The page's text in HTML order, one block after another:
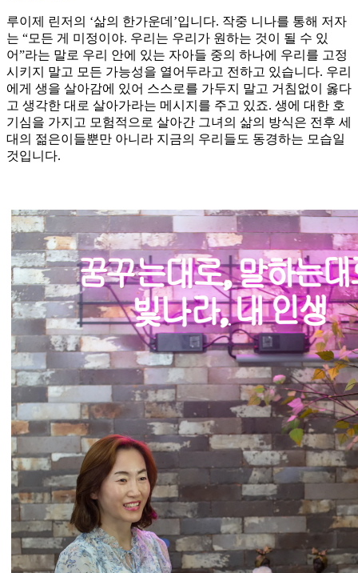
루이제 린저의 ‘삶의 한가운데’입니다. 작중 니나를 통해 저자
는 “모든 게 미정이야. 우리는 우리가 원하는 것이 될 수 있
어”라는 말로 우리 안에 있는 자아들 중의 하나에 우리를 고정
시키지 말고 모든 가능성을 열어두라고 전하고 있습니다. 우리
에게 생을 살아감에 있어 스스로를 가두지 말고 거침없이 옳다
고 생각한 대로 살아가라는 메시지를 주고 있죠. 생에 대한 호
기심을 가지고 모험적으로 살아간 그녀의 삶의 방식은 전후 세
대의 젊은이들뿐만 아니라 지금의 우리들도 동경하는 모습일
것입니다.